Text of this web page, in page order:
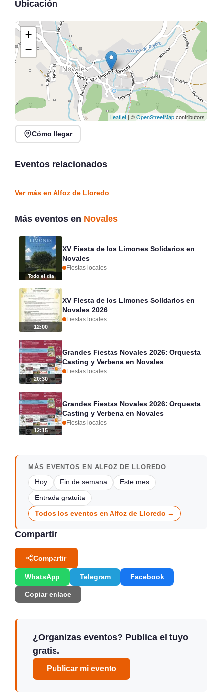
Ubicación
+
−
Leaflet| ©OpenStreetMapcontributors
Cómo llegar
Eventos relacionados
Pop Up Chic en La Casa
Novales
Ver más en Alfoz de Lloredo
Más eventos en Novales
Todo el día
XV Fiesta de los Limones Solidarios en
Novales
Fiestas locales
12:00
XV Fiesta de los Limones Solidarios en
Novales 2026
Fiestas locales
20:30
Grandes Fiestas Novales 2026: Orquesta
Casting y Verbena en Novales
Fiestas locales
12:15
Grandes Fiestas Novales 2026: Orquesta
Casting y Verbena en Novales
Fiestas locales
MÁS EVENTOS EN ALFOZ DE LLOREDO
Hoy Fin de semana Este mes
Entrada gratuita
Todos los eventos en Alfoz de Lloredo →
Compartir
Compartir
WhatsApp Telegram Facebook
Copiar enlace
¿Organizas eventos? Publica el tuyo
gratis.
Publicar mi evento